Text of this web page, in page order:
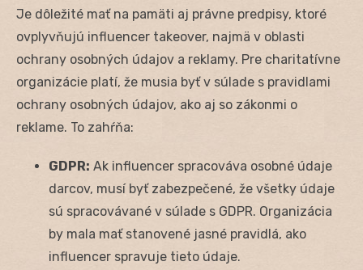
Je dôležité mať na pamäti aj právne predpisy, ktoré
ovplyvňujú influencer takeover, najmä v oblasti
ochrany osobných údajov a reklamy. Pre charitatívne
organizácie platí, že musia byť v súlade s pravidlami
ochrany osobných údajov, ako aj so zákonmi o
reklame. To zahŕňa:
GDPR: Ak influencer spracováva osobné údaje
darcov, musí byť zabezpečené, že všetky údaje
sú spracovávané v súlade s GDPR. Organizácia
by mala mať stanovené jasné pravidlá, ako
influencer spravuje tieto údaje.